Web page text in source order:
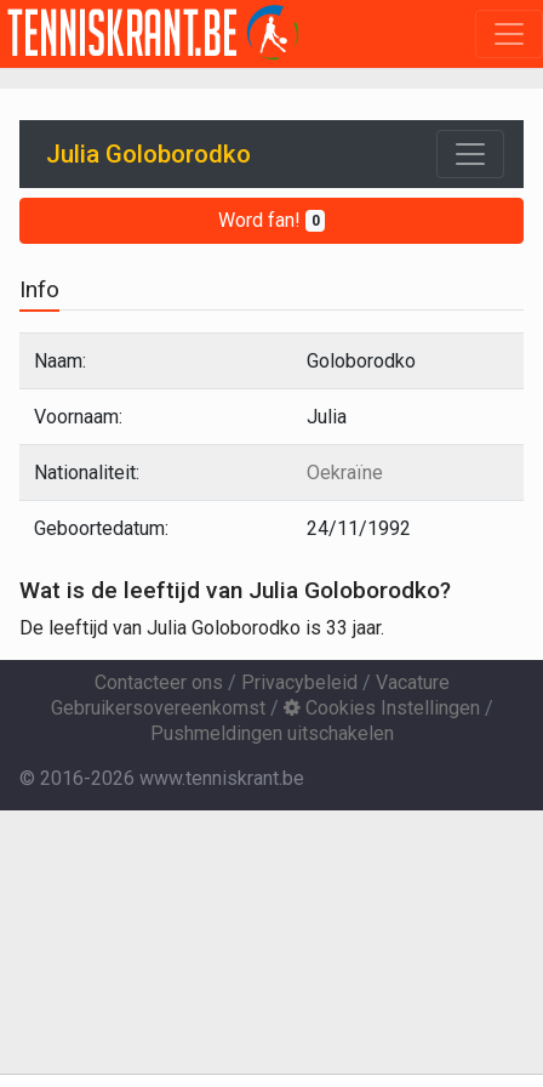
Julia Goloborodko
Word fan! 0
Info
Naam: Goloborodko
Voornaam: Julia
Nationaliteit: Oekraïne
Geboortedatum: 24/11/1992
Wat is de leeftijd van Julia Goloborodko?
De leeftijd van Julia Goloborodko is 33 jaar.
Contacteer ons / Privacybeleid / Vacature
Gebruikersovereenkomst/ Cookies Instellingen /
Pushmeldingen uitschakelen
© 2016-2026 www.tenniskrant.be